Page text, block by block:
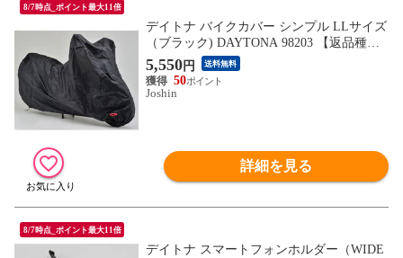
8/7時点_ポイント最大11倍
デイトナ バイクカバー シンプル LLサイズ
（ブラック) DAYTONA 98203 【返品種別
B】
5,550円 送料無料
50
Joshin
詳細を見る
8/7時点_ポイント最大11倍
デイトナ スマートフォンホルダー（WIDE